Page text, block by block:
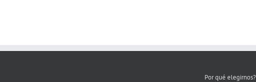
Por qué elegirnos?